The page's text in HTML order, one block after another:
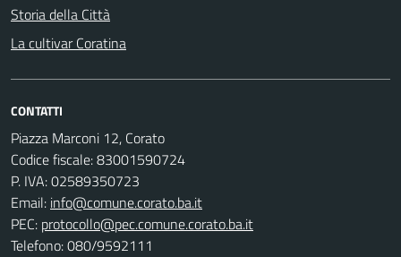
Storia della Città
La cultivar Coratina
CONTATTI
Piazza Marconi 12, Corato
Codice fiscale: 83001590724
P. IVA: 02589350723
Email: info@comune.corato.ba.it
PEC: protocollo@pec.comune.corato.ba.it
Telefono: 080/9592111